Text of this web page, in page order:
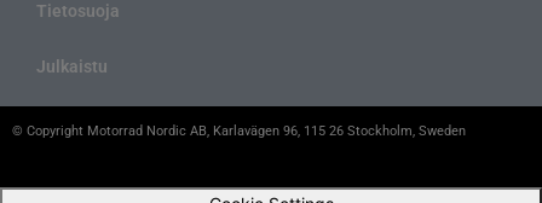
Tietosuoja
Julkaistu
© Copyright Motorrad Nordic AB, Karlavägen 96, 115 26 Stockholm, Sweden